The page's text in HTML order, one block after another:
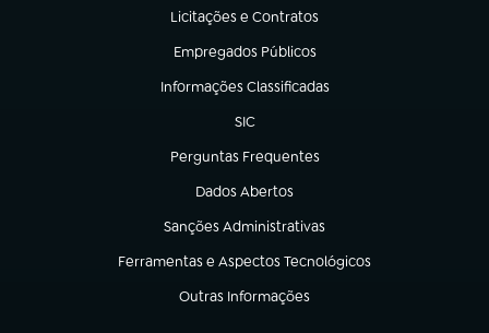
Licitações e Contratos
(abre em nova aba)
Empregados Públicos
(abre em nova aba)
Informações Classificadas
(abre em nova aba)
SIC
(abre em nova aba)
Perguntas Frequentes
(abre em nova aba)
Dados Abertos
(abre em nova aba)
Sanções Administrativas
(abre em nova aba)
Ferramentas e Aspectos Tecnológicos
(abre em nova aba)
Outras Informações
(abre em nova aba)